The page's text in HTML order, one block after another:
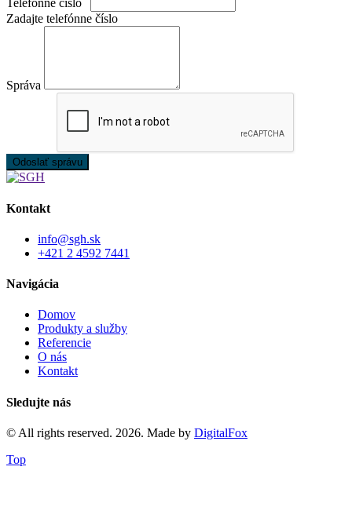
Telefónne číslo
Zadajte telefónne číslo
Správa
Odoslať správu
Kontakt
info@sgh.sk
+421 2 4592 7441
Navigácia
Domov
Produkty a služby
Referencie
O nás
Kontakt
Sledujte nás
© All rights reserved. 2026. Made by DigitalFox
Top